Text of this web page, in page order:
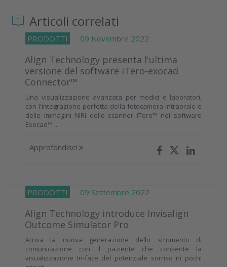
Articoli correlati
PRODOTTI 09 Novembre 2022
Align Technology presenta l'ultima
versione del software iTero-exocad
Connector™
Una visualizzazione avanzata per medici e laboratori,
con l'integrazione perfetta della fotocamera intraorale e
delle immagini NIRI dello scanner iTero™ nel software
Exocad™ ...
Approfondisci
PRODOTTI 09 Settembre 2022
Align Technology introduce Invisalign
Outcome Simulator Pro
Arriva la nuova generazione dello strumento di
comunicazione con il paziente che consente la
visualizzazione In-face del potenziale sorriso in pochi